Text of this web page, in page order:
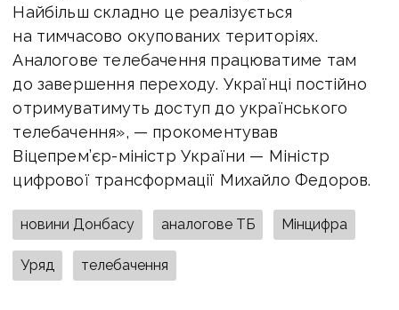
Найбільш складно це реалізується
на тимчасово окупованих територіях.
Аналогове телебачення працюватиме там
до завершення переходу. Українці постійно
отримуватимуть доступ до українського
телебачення», — прокоментував
Віцепрем’єр-міністр України — Міністр
цифрової трансформації Михайло Федоров.
новини Донбасу аналогове ТБ Мінцифра
Уряд телебачення